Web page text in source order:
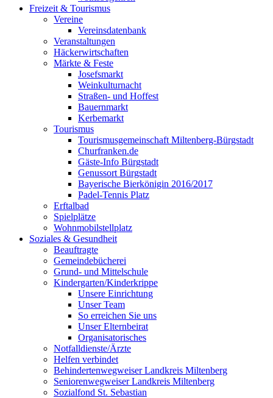
Freizeit & Tourismus
Vereine
Vereinsdatenbank
Veranstaltungen
Häckerwirtschaften
Märkte & Feste
Josefsmarkt
Weinkulturnacht
Straßen- und Hoffest
Bauernmarkt
Kerbemarkt
Tourismus
Tourismusgemeinschaft Miltenberg-Bürgstadt
Churfranken.de
Gäste-Info Bürgstadt
Genussort Bürgstadt
Bayerische Bierkönigin 2016/2017
Padel-Tennis Platz
Erftalbad
Spielplätze
Wohnmobilstellplatz
Soziales & Gesundheit
Beauftragte
Gemeindebücherei
Grund- und Mittelschule
Kindergarten/Kinderkrippe
Unsere Einrichtung
Unser Team
So erreichen Sie uns
Unser Elternbeirat
Organisatorisches
Notfalldienste/Ärzte
Helfen verbindet
Behindertenwegweiser Landkreis Miltenberg
Seniorenwegweiser Landkreis Miltenberg
Sozialfond St. Sebastian